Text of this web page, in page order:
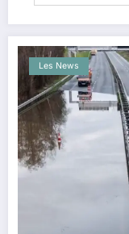
Les News